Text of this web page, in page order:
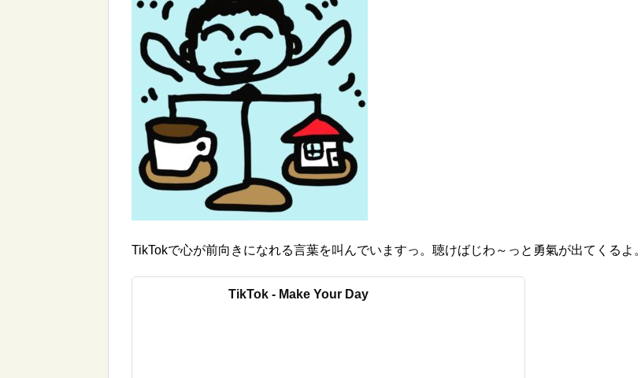
TikTokで心が前向きになれる言葉を叫んでいますっ。聴けばじわ～っと勇氣が出てくるよ。
TikTok - Make Your Day